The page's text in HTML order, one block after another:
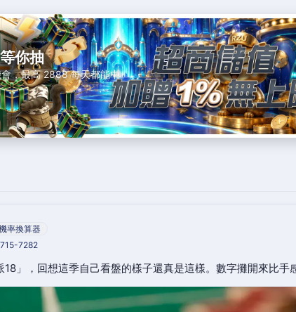
你抽
，最高 2888 每天都能中。
率換算器
7282
」，回想這季自己看盤的樣子還真是這樣。數字攤開來比手